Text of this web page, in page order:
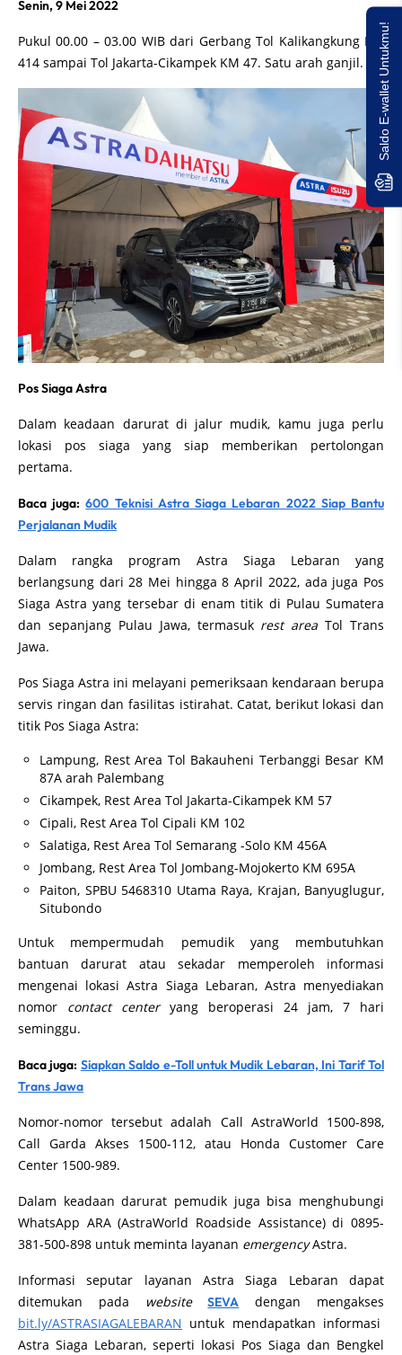
Senin, 9 Mei 2022
Pukul 00.00 – 03.00 WIB dari Gerbang Tol Kalikangkung KM
414 sampai Tol Jakarta-Cikampek KM 47. Satu arah ganjil.
Pos Siaga Astra
Dalam keadaan darurat di jalur mudik, kamu juga perlu
lokasi pos siaga yang siap memberikan pertolongan
pertama.
Baca juga:600 Teknisi Astra Siaga Lebaran 2022 Siap Bantu
Perjalanan Mudik
Dalam rangka program Astra Siaga Lebaran yang
berlangsung dari 28 Mei hingga 8 April 2022, ada juga Pos
Siaga Astra yang tersebar di enam titik di Pulau Sumatera
dan sepanjang Pulau Jawa, termasuk rest area Tol Trans
Jawa.
Pos Siaga Astra ini melayani pemeriksaan kendaraan berupa
servis ringan dan fasilitas istirahat. Catat, berikut lokasi dan
titik Pos Siaga Astra:
Lampung, Rest Area Tol Bakauheni Terbanggi Besar KM
87A arah Palembang
Cikampek, Rest Area Tol Jakarta-Cikampek KM 57
Cipali, Rest Area Tol Cipali KM 102
Salatiga, Rest Area Tol Semarang -Solo KM 456A
Jombang, Rest Area Tol Jombang-Mojokerto KM 695A
Paiton, SPBU 5468310 Utama Raya, Krajan, Banyuglugur,
Situbondo
Untuk mempermudah pemudik yang membutuhkan
bantuan darurat atau sekadar memperoleh informasi
mengenai lokasi Astra Siaga Lebaran, Astra menyediakan
nomor contact centeryang beroperasi 24 jam, 7 hari
seminggu.
Baca juga: Siapkan Saldo e-Toll untuk Mudik Lebaran, Ini Tarif Tol
Trans Jawa
Nomor-nomor tersebut adalah Call AstraWorld 1500-898,
Call Garda Akses 1500-112, atau Honda Customer Care
Center 1500-989.
Dalam keadaan darurat pemudik juga bisa menghubungi
WhatsApp ARA (AstraWorld Roadside Assistance) di 0895-
381-500-898 untuk meminta layanan emergencyAstra.
Informasi seputar layanan Astra Siaga Lebaran dapat
ditemukan pada
website SEVA dengan mengakses
bit.ly/ASTRASIAGALEBARAN untuk mendapatkan informasi
Astra Siaga Lebaran, seperti lokasi Pos Siaga dan Bengkel
Saldo E-wallet Untukmu!